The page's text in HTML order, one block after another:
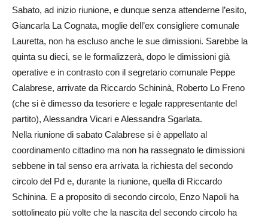
Sabato, ad inizio riunione, e dunque senza attenderne l’esito,
Giancarla La Cognata, moglie dell’ex consigliere comunale
Lauretta, non ha escluso anche le sue dimissioni. Sarebbe la
quinta su dieci, se le formalizzerà, dopo le dimissioni già
operative e in contrasto con il segretario comunale Peppe
Calabrese, arrivate da Riccardo Schininà, Roberto Lo Freno
(che si è dimesso da tesoriere e legale rappresentante del
partito), Alessandra Vicari e Alessandra Sgarlata.
Nella riunione di sabato Calabrese si è appellato al
coordinamento cittadino ma non ha rassegnato le dimissioni
sebbene in tal senso era arrivata la richiesta del secondo
circolo del Pd e, durante la riunione, quella di Riccardo
Schinina. E a proposito di secondo circolo, Enzo Napoli ha
sottolineato più volte che la nascita del secondo circolo ha